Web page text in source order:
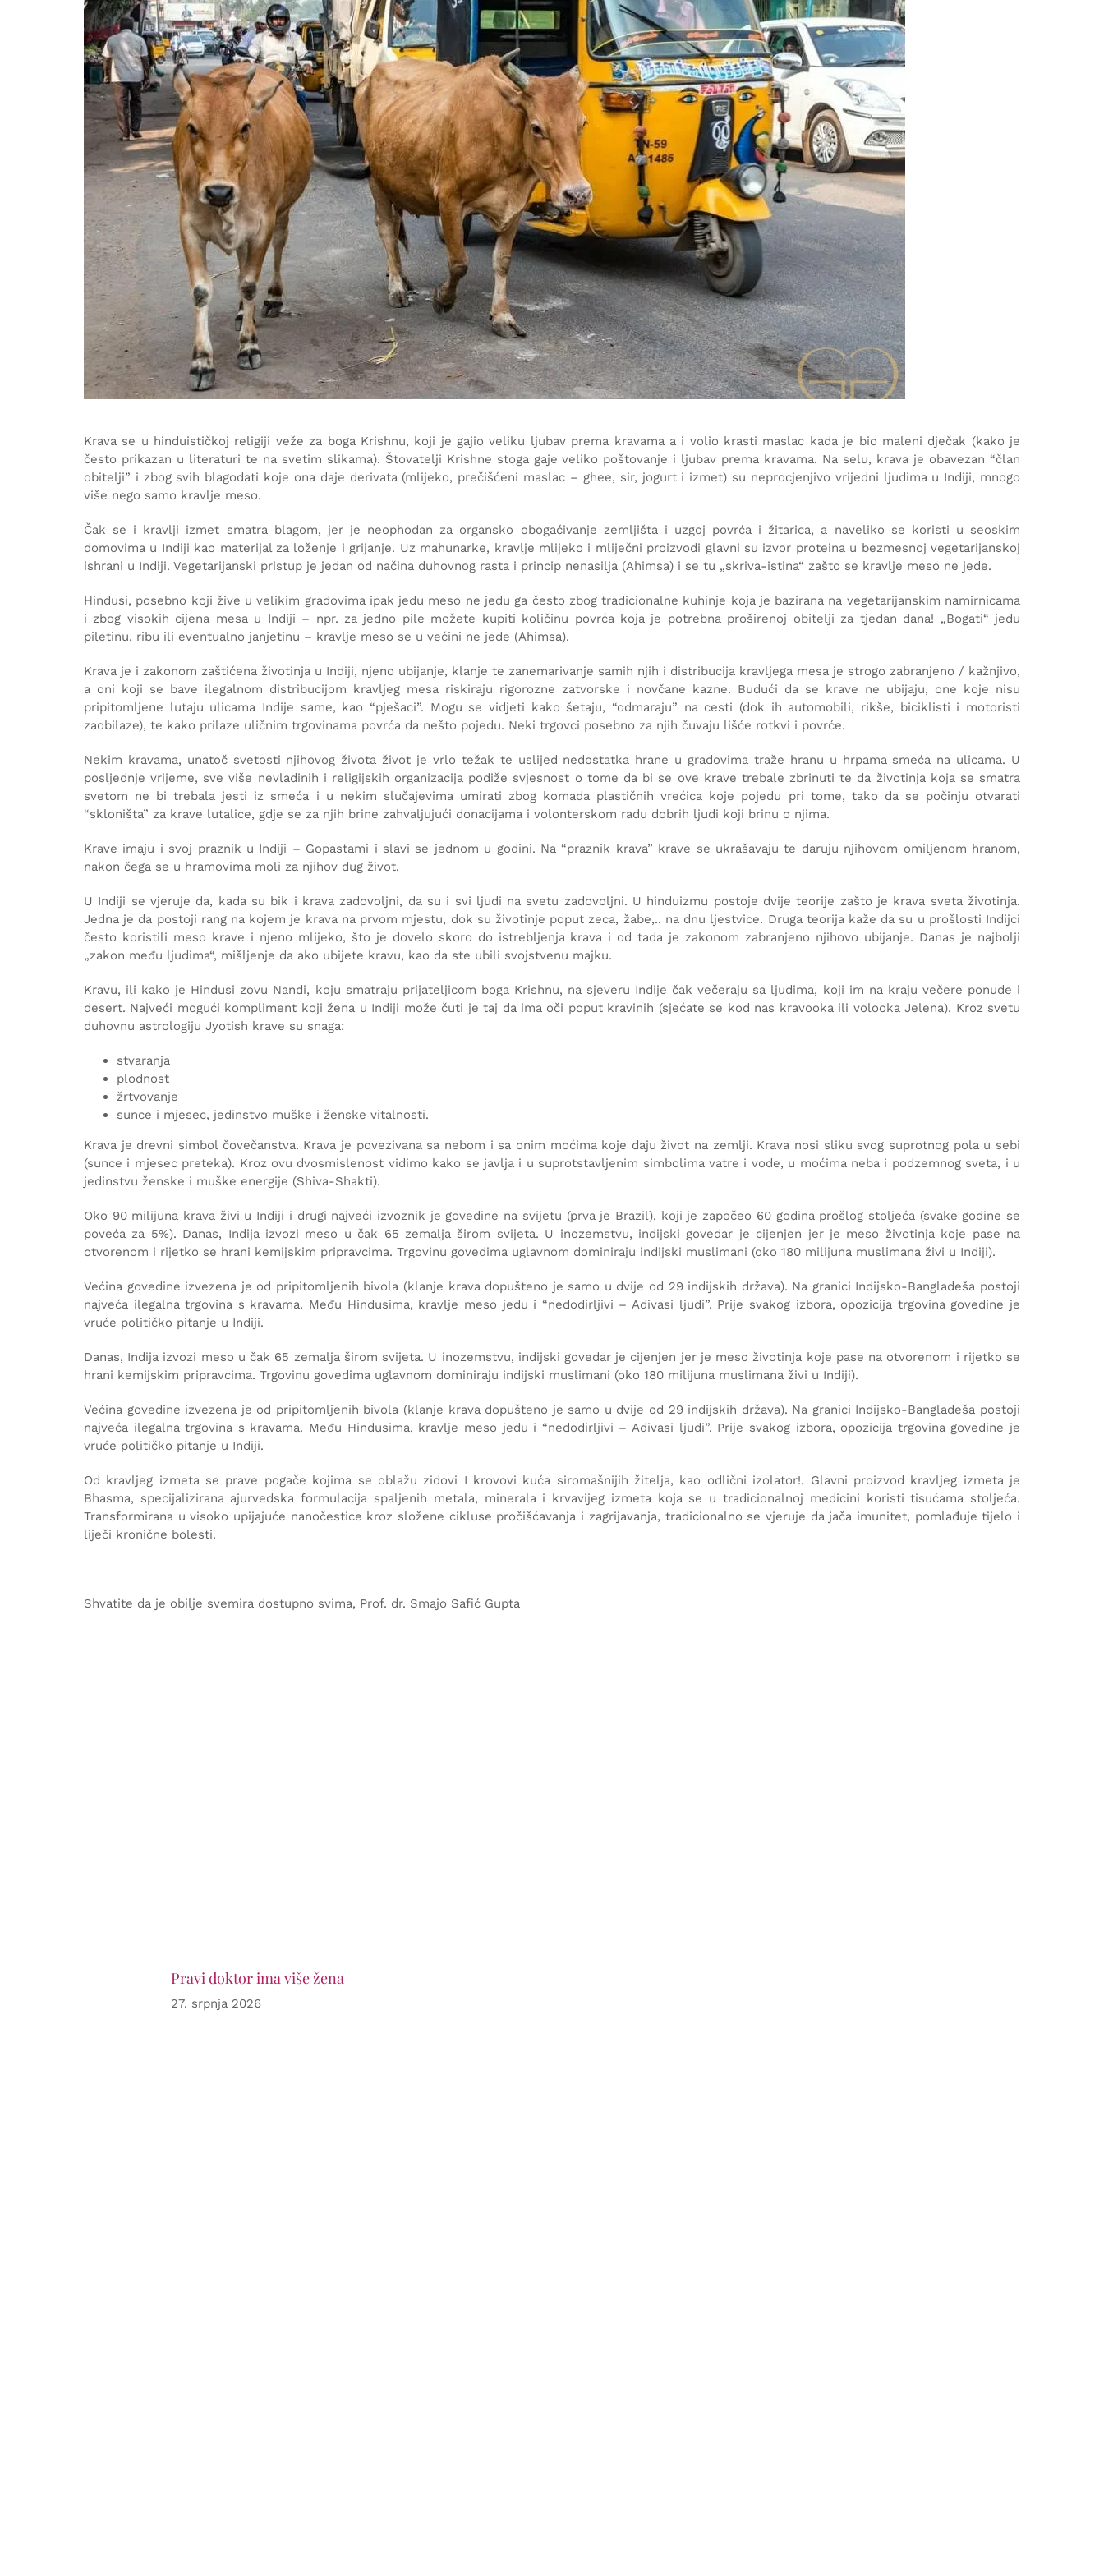
Krava se u hinduističkoj religiji veže za boga Krishnu, koji je gajio veliku ljubav prema kravama a i volio krasti maslac kada je bio maleni dječak (kako je
često prikazan u literaturi te na svetim slikama). Štovatelji Krishne stoga gaje veliko poštovanje i ljubav prema kravama. Na selu, krava je obavezan “član
obitelji” i zbog svih blagodati koje ona daje derivata (mlijeko, prečišćeni maslac – ghee, sir, jogurt i izmet) su neprocjenjivo vrijedni ljudima u Indiji, mnogo
više nego samo kravlje meso.
Čak se i kravlji izmet smatra blagom, jer je neophodan za organsko obogaćivanje zemljišta i uzgoj povrća i žitarica, a naveliko se koristi u seoskim
domovima u Indiji kao materijal za loženje i grijanje. Uz mahunarke, kravlje mlijeko i mliječni proizvodi glavni su izvor proteina u bezmesnoj vegetarijanskoj
ishrani u Indiji. Vegetarijanski pristup je jedan od načina duhovnog rasta i princip nenasilja (Ahimsa) i se tu „skriva-istina“ zašto se kravlje meso ne jede.
Hindusi, posebno koji žive u velikim gradovima ipak jedu meso ne jedu ga često zbog tradicionalne kuhinje koja je bazirana na vegetarijanskim namirnicama
i zbog visokih cijena mesa u Indiji – npr. za jedno pile možete kupiti količinu povrća koja je potrebna proširenoj obitelji za tjedan dana! „Bogati“ jedu
piletinu, ribu ili eventualno janjetinu – kravlje meso se u većini ne jede (Ahimsa).
Krava je i zakonom zaštićena životinja u Indiji, njeno ubijanje, klanje te zanemarivanje samih njih i distribucija kravljega mesa je strogo zabranjeno / kažnjivo,
a oni koji se bave ilegalnom distribucijom kravljeg mesa riskiraju rigorozne zatvorske i novčane kazne. Budući da se krave ne ubijaju, one koje nisu
pripitomljene lutaju ulicama Indije same, kao “pješaci”. Mogu se vidjeti kako šetaju, “odmaraju” na cesti (dok ih automobili, rikše, biciklisti i motoristi
zaobilaze), te kako prilaze uličnim trgovinama povrća da nešto pojedu. Neki trgovci posebno za njih čuvaju lišće rotkvi i povrće.
Nekim kravama, unatoč svetosti njihovog života život je vrlo težak te uslijed nedostatka hrane u gradovima traže hranu u hrpama smeća na ulicama. U
posljednje vrijeme, sve više nevladinih i religijskih organizacija podiže svjesnost o tome da bi se ove krave trebale zbrinuti te da životinja koja se smatra
svetom ne bi trebala jesti iz smeća i u nekim slučajevima umirati zbog komada plastičnih vrećica koje pojedu pri tome, tako da se počinju otvarati
“skloništa” za krave lutalice, gdje se za njih brine zahvaljujući donacijama i volonterskom radu dobrih ljudi koji brinu o njima.
Krave imaju i svoj praznik u Indiji – Gopastami i slavi se jednom u godini. Na “praznik krava” krave se ukrašavaju te daruju njihovom omiljenom hranom,
nakon čega se u hramovima moli za njihov dug život.
U Indiji se vjeruje da, kada su bik i krava zadovoljni, da su i svi ljudi na svetu zadovoljni. U hinduizmu postoje dvije teorije zašto je krava sveta životinja.
Jedna je da postoji rang na kojem je krava na prvom mjestu, dok su životinje poput zeca, žabe,.. na dnu ljestvice. Druga teorija kaže da su u prošlosti Indijci
često koristili meso krave i njeno mlijeko, što je dovelo skoro do istrebljenja krava i od tada je zakonom zabranjeno njihovo ubijanje. Danas je najbolji
„zakon među ljudima“, mišljenje da ako ubijete kravu, kao da ste ubili svojstvenu majku.
Kravu, ili kako je Hindusi zovu Nandi, koju smatraju prijateljicom boga Krishnu, na sjeveru Indije čak večeraju sa ljudima, koji im na kraju večere ponude i
desert. Najveći mogući kompliment koji žena u Indiji može čuti je taj da ima oči poput kravinih (sjećate se kod nas kravooka ili volooka Jelena). Kroz svetu
duhovnu astrologiju Jyotish krave su snaga:
stvaranja
plodnost
žrtvovanje
sunce i mjesec, jedinstvo muške i ženske vitalnosti.
Krava je drevni simbol čovečanstva. Krava je povezivana sa nebom i sa onim moćima koje daju život na zemlji. Krava nosi sliku svog suprotnog pola u sebi
(sunce i mjesec preteka). Kroz ovu dvosmislenost vidimo kako se javlja i u suprotstavljenim simbolima vatre i vode, u moćima neba i podzemnog sveta, i u
jedinstvu ženske i muške energije (Shiva-Shakti).
Oko 90 milijuna krava živi u Indiji i drugi najveći izvoznik je govedine na svijetu (prva je Brazil), koji je započeo 60 godina prošlog stoljeća (svake godine se
poveća za 5%). Danas, Indija izvozi meso u čak 65 zemalja širom svijeta. U inozemstvu, indijski govedar je cijenjen jer je meso životinja koje pase na
otvorenom i rijetko se hrani kemijskim pripravcima. Trgovinu govedima uglavnom dominiraju indijski muslimani (oko 180 milijuna muslimana živi u Indiji).
Većina govedine izvezena je od pripitomljenih bivola (klanje krava dopušteno je samo u dvije od 29 indijskih država). Na granici Indijsko-Bangladeša postoji
najveća ilegalna trgovina s kravama. Među Hindusima, kravlje meso jedu i “nedodirljivi – Adivasi ljudi”. Prije svakog izbora, opozicija trgovina govedine je
vruće političko pitanje u Indiji.
Danas, Indija izvozi meso u čak 65 zemalja širom svijeta. U inozemstvu, indijski govedar je cijenjen jer je meso životinja koje pase na otvorenom i rijetko se
hrani kemijskim pripravcima. Trgovinu govedima uglavnom dominiraju indijski muslimani (oko 180 milijuna muslimana živi u Indiji).
Većina govedine izvezena je od pripitomljenih bivola (klanje krava dopušteno je samo u dvije od 29 indijskih država). Na granici Indijsko-Bangladeša postoji
najveća ilegalna trgovina s kravama. Među Hindusima, kravlje meso jedu i “nedodirljivi – Adivasi ljudi”. Prije svakog izbora, opozicija trgovina govedine je
vruće političko pitanje u Indiji.
Od kravljeg izmeta se prave pogače kojima se oblažu zidovi I krovovi kuća siromašnijih žitelja, kao odlični izolator!. Glavni proizvod kravljeg izmeta je
Bhasma, specijalizirana ajurvedska formulacija spaljenih metala, minerala i krvavijeg izmeta koja se u tradicionalnoj medicini koristi tisućama stoljeća.
Transformirana u visoko upijajuće nanočestice kroz složene cikluse pročišćavanja i zagrijavanja, tradicionalno se vjeruje da jača imunitet, pomlađuje tijelo i
liječi kronične bolesti.
Shvatite da je obilje svemira dostupno svima, Prof. dr. Smajo Safić Gupta
Pravi doktor ima više žena
27. srpnja 2026